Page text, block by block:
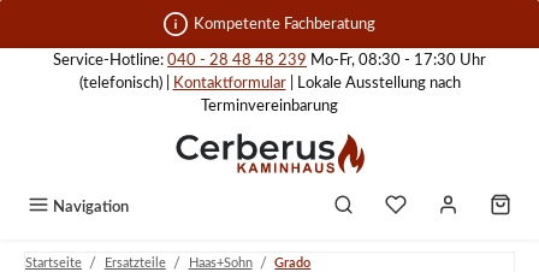
Zum Hauptinhalt springen Kompetente Fachberatung
Service-Hotline: 040 - 28 48 48 239 Mo-Fr, 08:30 - 17:30 Uhr
(telefonisch) |
Kontaktformular| Lokale Ausstellung nach
Terminvereinbarung
Navigation
Startseite / Ersatzteile / Haas+Sohn / Grado